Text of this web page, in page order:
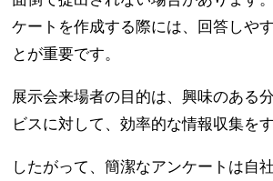
ケートを作成する際には、回答しや
とが重要です。
展示会来場者の目的は、興味のある
ビスに対して、効率的な情報収集を
したがって、簡潔なアンケートは自